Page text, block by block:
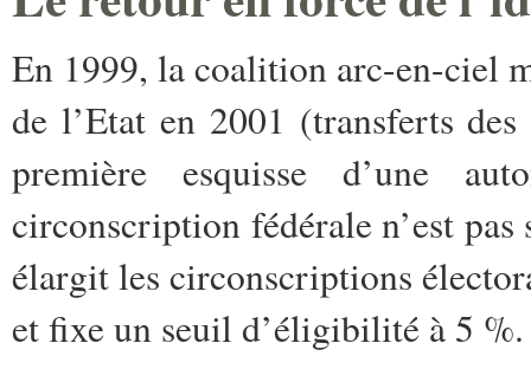
En 1999, la coalition arc-en-ciel
de l’Etat en 2001 (transferts
première esquisse d’une
circonscription fédérale n’est
élargit les circonscriptions
et fixe un seuil d’éligibilité à 5 %.